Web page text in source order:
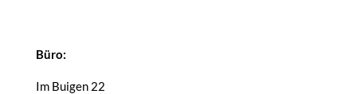
Büro:
Im Buigen 22